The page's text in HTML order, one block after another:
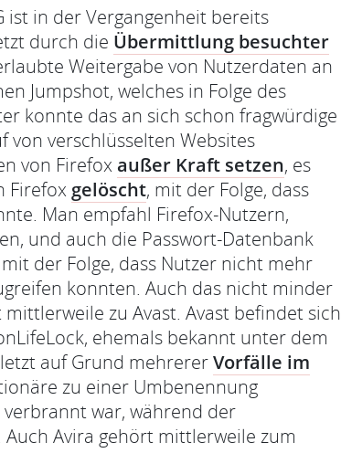
ist in der Vergangenheit bereits
durch die Übermittlung besuchter
Weitergabe von Nutzerdaten an
Jumpshot, welches in Folge des
konnte das an sich schon fragwürdige
von verschlüsselten Websites
von Firefox außer Kraft setzen, es
Firefox gelöscht, mit der Folge, dass
Man empfahl Firefox-Nutzern,
und auch die Passwort-Datenbank
mit der Folge, dass Nutzer nicht mehr
konnten. Auch das nicht minder
zu Avast. Avast befindet sich
ehemals bekannt unter dem
auf Grund mehrererVorfälle im
zu einer Umbenennung
verbrannt war, während der
Avira gehört mittlerweile zum